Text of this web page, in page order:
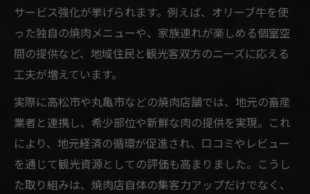
サービス強化が挙げられます。例えば、オリーブ牛を使
った独自の焼肉メニューや、家族連れが楽しめる個室空
間の提供など、地域住民と観光客双方のニーズに応える
工夫が増えています。
実際に高松市や丸亀市などの焼肉店舗では、地元の畜産
業者と連携し、希少部位や新鮮な肉の提供を実現。これ
により、地元経済の循環が促進され、口コミやレビュー
を通じて観光資源としての評価も高まりました。こうし
た取り組みは、焼肉店自体の集客力アップだけでなく、